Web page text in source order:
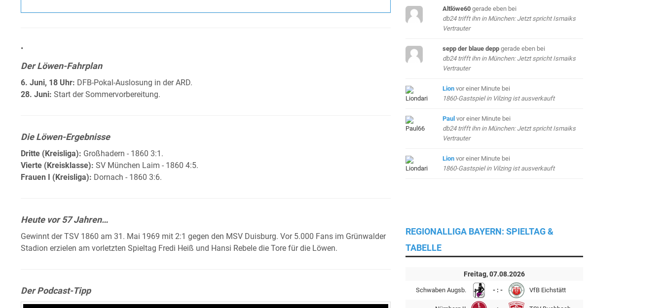
•
Der Löwen-Fahrplan
6. Juni, 18 Uhr: DFB-Pokal-Auslosung in der ARD.
28. Juni: Start der Sommervorbereitung.
Die Löwen-Ergebnisse
Dritte (Kreisliga): Großhadern - 1860 3:1.
Vierte (Kreisklasse): SV München Laim - 1860 4:5.
Frauen I (Kreisliga): Dornach - 1860 3:6.
Heute vor 57 Jahren…
Gewinnt der TSV 1860 am 31. Mai 1969 mit 2:1 gegen den MSV Duisburg. Vor 5.000 Fans im Grünwalder
Stadion erzielen am vorletzten Spieltag Fredi Heiß und Hansi Rebele die Tore für die Löwen.
Der Podcast-Tipp
Altlöwe60 gerade ebenbei
db24 trifft ihn in München: Jetzt spricht Ismaiks
Vertrauter
sepp der blaue depp gerade ebenbei
db24 trifft ihn in München: Jetzt spricht Ismaiks
Vertrauter
Lion vor einer Minutebei
1860-Gastspiel in Vilzing ist ausverkauft
Paul vor einer Minutebei
db24 trifft ihn in München: Jetzt spricht Ismaiks
Vertrauter
Lion vor einer Minutebei
1860-Gastspiel in Vilzing ist ausverkauft
REGIONALLIGA BAYERN: SPIELTAG &
TABELLE
Freitag, 07.08.2026
Schwaben Augsb. - : - VfB Eichstätt